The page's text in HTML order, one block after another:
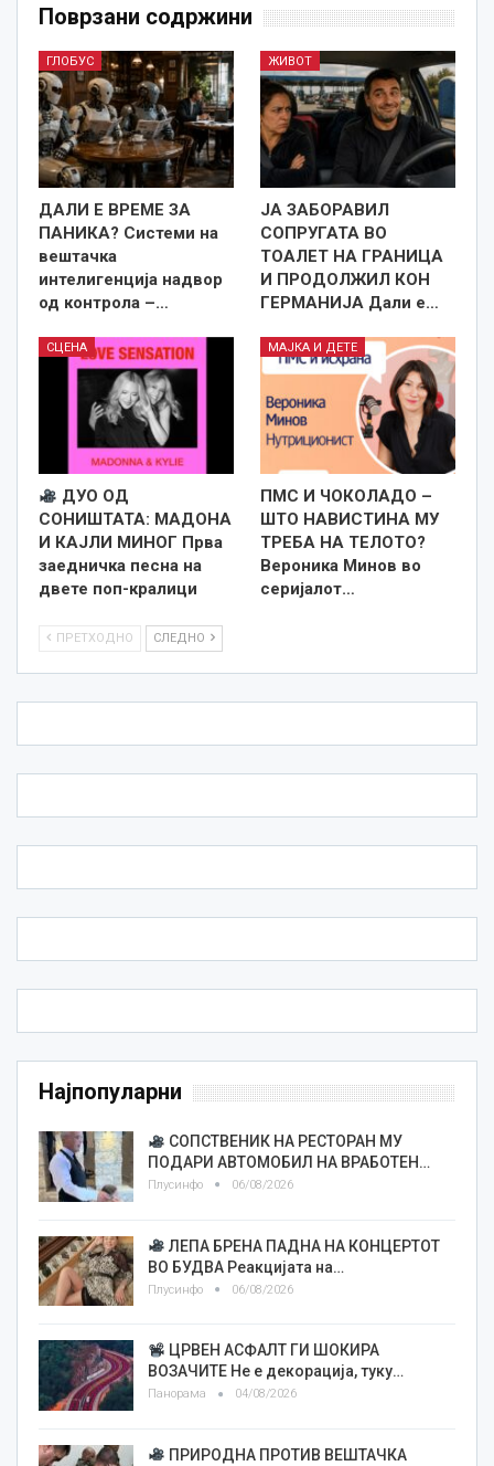
Поврзани содржини
ГЛОБУС
ДАЛИ Е ВРЕМЕ ЗА
ПАНИКА? Системи на
вештачка
интелигенција надвор
од контрола –…
ЖИВОТ
ЈА ЗАБОРАВИЛ
СОПРУГАТА ВО
ТОАЛЕТ НА ГРАНИЦА
И ПРОДОЛЖИЛ КОН
ГЕРМАНИЈА Дали е…
СЦЕНА
ДУО ОД
СОНИШТАТА: МАДОНА
И КАЈЛИ МИНОГ Прва
заедничка песна на
двете поп-кралици
МАЈКА И ДЕТЕ
ПМС И ЧОКОЛАДО –
ШТО НАВИСТИНА МУ
ТРЕБА НА ТЕЛОТО?
Вероника Минов во
серијалот…
ПРЕТХОДНО СЛЕДНО
Најпопуларни
СОПСТВЕНИК НА РЕСТОРАН МУ
ПОДАРИ АВТОМОБИЛ НА ВРАБОТЕН…
Плусинфо 06/08/2026
ЛЕПА БРЕНА ПАДНА НА КОНЦЕРТОТ
ВО БУДВА Реакцијата на…
Плусинфо 06/08/2026
ЦРВЕН АСФАЛТ ГИ ШОКИРА
ВОЗАЧИТЕ Не е декорација, туку…
Панорама 04/08/2026
ПРИРОДНА ПРОТИВ ВЕШТАЧКА